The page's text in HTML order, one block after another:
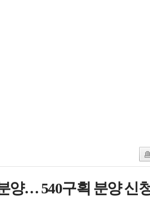
양… 540구획 분양 신